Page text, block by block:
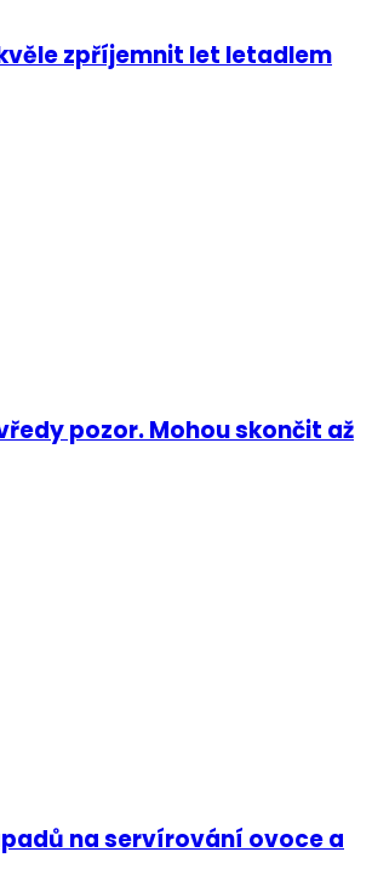
zpříjemnit let letadlem
pozor. Mohou skončit až
na servírování ovoce a